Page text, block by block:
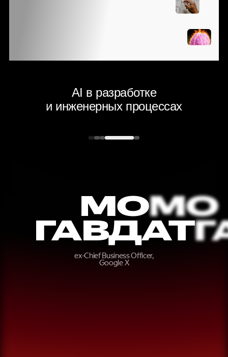
AI в разработке
и инженерных процессах
МО
ГАВДАТ
ex-Chief Business Officer,
Google X